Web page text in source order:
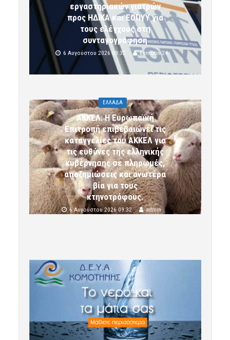
εργαστηριακών γιατρών
προς ΗΔΙΚΑ και ΕΟΠΥΥ για
τους ελέγχους στη
συνταγογράφηση
6 Αυγούστου 2026 09:32 komotini24
ΕΛΛΑΔΑ
ΑΚΚΕΛ: Η Ευρωπαϊκή
Επιτροπή επιβεβαιώνει τις
καταγγελίες του ΑΚΚΕΛ για
τις ευθύνες της ελληνικής
κυβέρνησης σε πληρωμές,
αποζημιώσεις και ανωτέρα
βία για τους
κτηνοτρόφους.
6 Αυγούστου 2026 09:32 admin